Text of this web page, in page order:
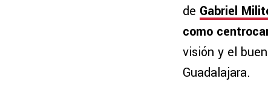
de Gabriel
como
visión y el
Guadalajara.